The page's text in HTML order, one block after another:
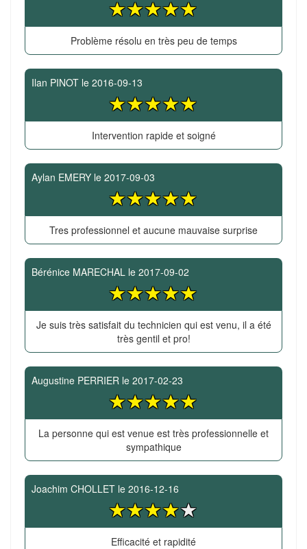
Problème résolu en très peu de temps
Ilan PINOT le 2016-09-13
Intervention rapide et soigné
Aylan EMERY le 2017-09-03
Tres professionnel et aucune mauvaise surprise
Bérénice MARECHAL le 2017-09-02
Je suis très satisfait du technicien qui est venu, il a été
très gentil et pro!
Augustine PERRIER le 2017-02-23
La personne qui est venue est très professionnelle et
sympathique
Joachim CHOLLET le 2016-12-16
Efficacité et rapidité